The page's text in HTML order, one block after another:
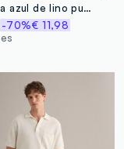
Bermuda azul de lino puro con cintura elástica
-70%€ 11,98